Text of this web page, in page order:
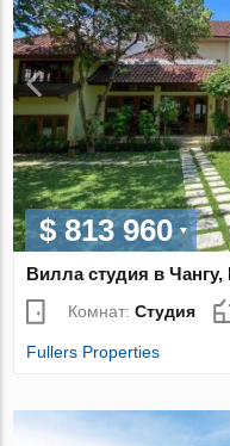
$ 813 960
Вилла студия в Чангу,
Комнат:Студия
Fullers Properties